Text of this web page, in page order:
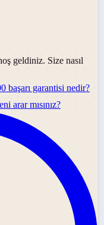
geldiniz. Size nasıl
başarı garantisi nedir?
arar mısınız?